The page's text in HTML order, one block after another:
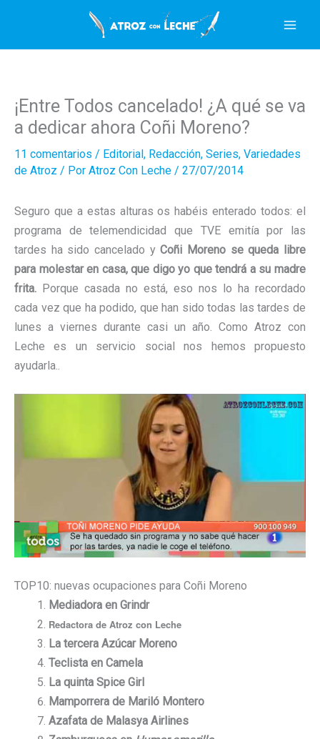
contenido
¡Entre Todos cancelado! ¿A qué se va
a dedicar ahora Coñi Moreno?
11 comentarios / Editorial, Redacción, Series, Variedades
de Atroz / Por Atroz Con Leche / 27/07/2014
Seguro que a estas alturas os habéis enterado todos: el
programa de telemendicidad que TVE emitía por las
tardes ha sido cancelado yCoñi Moreno se queda libre
para molestar en casa, que digo yo que tendrá a su madre
frita. Porque casada no está, eso nos lo ha recordado
cada vez que ha podido, que han sido todas las tardes de
lunes a viernes durante casi un año. Como Atroz con
Leche es un servicio social nos hemos propuesto
ayudarla..
TOP10: nuevas ocupaciones para Coñi Moreno
Mediadora en Grindr
Redactora de Atroz con Leche
La tercera Azúcar Moreno
Teclista en Camela
La quinta Spice Girl
Mamporrera de Mariló Montero
Azafata de Malasya Airlines